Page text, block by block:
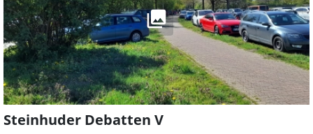
Steinhuder Debatten V